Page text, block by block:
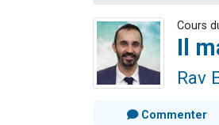
Cours
Il
Rav
Commenter